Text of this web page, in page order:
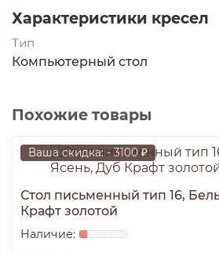
Характеристики кресел
Тип
Компьютерный стол
Похожие товары
Ваша скидка: - 3100 ₽
Стол письменный тип 16,
Крафт золотой